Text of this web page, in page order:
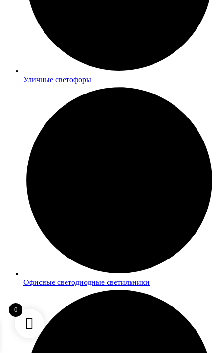
Уличные светофоры
Офисные светодиодные светильники
0